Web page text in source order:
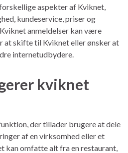
aspekter af Kviknet,
kundeservice, priser og
anmeldelser kan være
at skifte til Kviknet eller ønsker at
internetudbydere.
kviknet
der tillader brugere at dele
af en virksomhed eller et
kan omfatte alt fra en restaurant,